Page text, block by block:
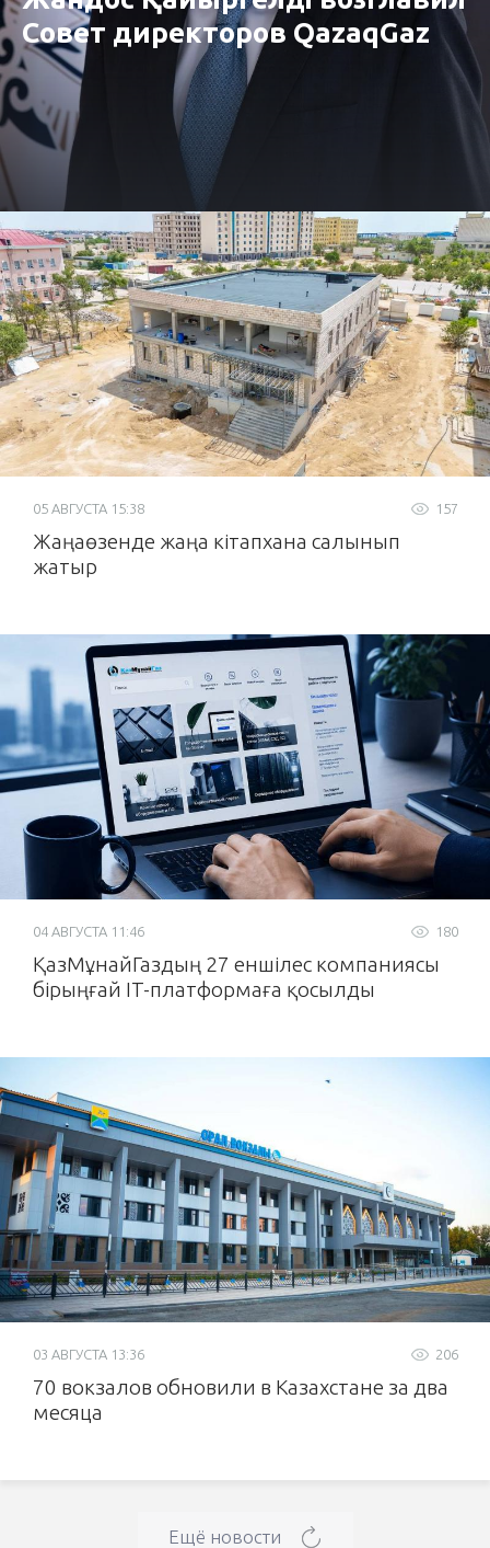
Совет директоров QazaqGaz
157
05 АВГУСТА 15:38
Жаңаөзенде жаңа кітапхана салынып
жатыр
180
04 АВГУСТА 11:46
ҚазМұнайГаздың 27 еншілес компаниясы
бірыңғай IT-платформаға қосылды
206
03 АВГУСТА 13:36
70 вокзалов обновили в Казахстане за два
месяца
Ещё новости